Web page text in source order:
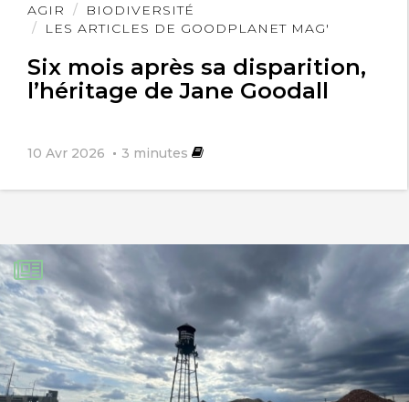
AGIR
BIODIVERSITÉ
LES ARTICLES DE GOODPLANET MAG'
Six mois après sa disparition,
l’héritage de Jane Goodall
10 Avr 2026 3 minutes
Lire
l'article